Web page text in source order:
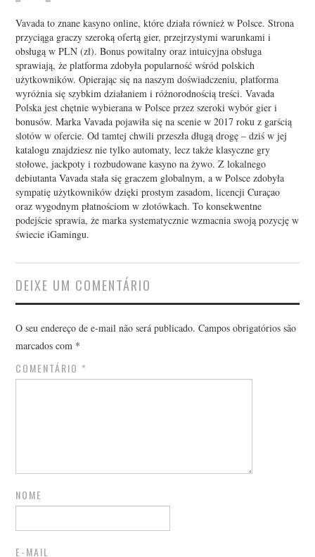
Vavada to znane kasyno online, które działa również w Polsce. Strona
przyciąga graczy szeroką ofertą gier, przejrzystymi warunkami i
obsługą w PLN (zł). Bonus powitalny oraz intuicyjna obsługa
sprawiają, że platforma zdobyła popularność wśród polskich
użytkowników. Opierając się na naszym doświadczeniu, platforma
wyróżnia się szybkim działaniem i różnorodnością treści. Vavada
Polska jest chętnie wybierana w Polsce przez szeroki wybór gier i
bonusów. Marka Vavada pojawiła się na scenie w 2017 roku z garścią
slotów w ofercie. Od tamtej chwili przeszła długą drogę – dziś w jej
katalogu znajdziesz nie tylko automaty, lecz także klasyczne gry
stołowe, jackpoty i rozbudowane kasyno na żywo. Z lokalnego
debiutanta Vavada stała się graczem globalnym, a w Polsce zdobyła
sympatię użytkowników dzięki prostym zasadom, licencji Curaçao
oraz wygodnym płatnościom w złotówkach. To konsekwentne
podejście sprawia, że marka systematycznie wzmacnia swoją pozycję w
świecie iGamingu.
DEIXE UM COMENTÁRIO
O seu endereço de e-mail não será publicado. Campos obrigatórios são
marcados com *
COMENTÁRIO *
NOME
E-MAIL